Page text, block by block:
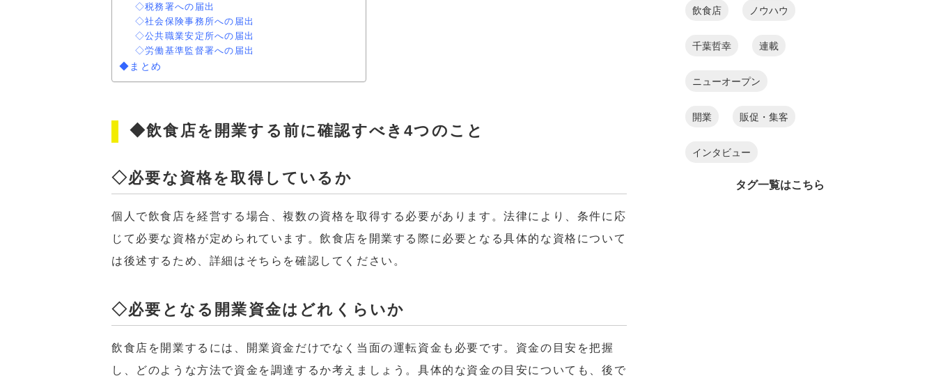
◇税務署への届出
◇社会保険事務所への届出
◇公共職業安定所への届出
◇労働基準監督署への届出
◆まとめ
◆飲食店を開業する前に確認すべき4つのこと
◇必要な資格を取得しているか
個人で飲食店を経営する場合、複数の資格を取得する必要があります。法律により、条件に応
じて必要な資格が定められています。飲食店を開業する際に必要となる具体的な資格について
は後述するため、詳細はそちらを確認してください。
◇必要となる開業資金はどれくらいか
飲食店を開業するには、開業資金だけでなく当面の運転資金も必要です。資金の目安を把握
し、どのような方法で資金を調達するか考えましょう。具体的な資金の目安についても、後で
飲食店 ノウハウ
千葉哲幸 連載
ニューオープン
開業 販促・集客
インタビュー
タグ一覧はこちら